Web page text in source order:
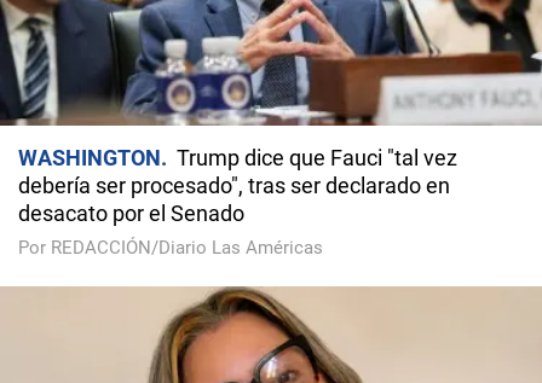
WASHINGTON
Trump dice que Fauci "tal vez
debería ser procesado", tras ser declarado en
desacato por el Senado
Por REDACCIÓN/Diario Las Américas